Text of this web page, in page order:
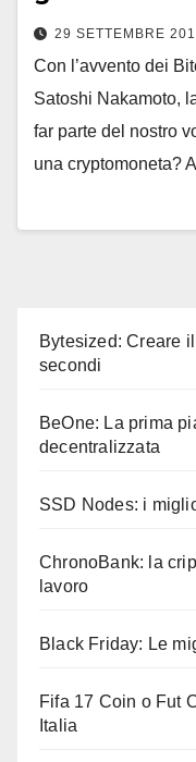
29 SETTEMBRE
Con l’avvento dei
Satoshi Nakamoto,
far parte del nostro
una cryptomoneta?
Bytesized: Creare
secondi
BeOne: La prima
decentralizzata
SSD Nodes: i
ChronoBank: la
lavoro
Black Friday: Le
Fifa 17 Coin o Fut
Italia